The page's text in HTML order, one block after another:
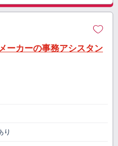
ーカーの事務アシスタン
り